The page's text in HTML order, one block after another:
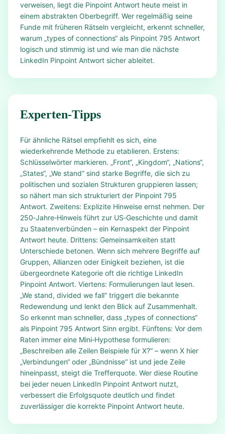
verweisen, liegt die Pinpoint Antwort heute meist in
einem abstrakten Oberbegriff. Wer regelmäßig seine
Funde mit früheren Rätseln vergleicht, erkennt schneller,
warum „types of connections“ als Pinpoint 795 Antwort
logisch und stimmig ist und wie man die nächste
LinkedIn Pinpoint Antwort sicher ableitet.
Experten-Tipps
Für ähnliche Rätsel empfiehlt es sich, eine
wiederkehrende Methode zu etablieren. Erstens:
Schlüsselwörter markieren. „Front“, „Kingdom“, „Nations“,
„States“, „We stand“ sind starke Begriffe, die sich zu
politischen und sozialen Strukturen gruppieren lassen;
so nähert man sich strukturiert der Pinpoint 795
Antwort. Zweitens: Explizite Hinweise ernst nehmen. Der
250‑Jahre‑Hinweis führt zur US‑Geschichte und damit
zu Staatenverbünden – ein Kernaspekt der Pinpoint
Antwort heute. Drittens: Gemeinsamkeiten statt
Unterschiede betonen. Wenn sich mehrere Begriffe auf
Gruppen, Allianzen oder Einigkeit beziehen, ist die
übergeordnete Kategorie oft die richtige LinkedIn
Pinpoint Antwort. Viertens: Formulierungen laut lesen.
„We stand, divided we fall“ triggert die bekannte
Redewendung und lenkt den Blick auf Zusammenhalt.
So erkennt man schneller, dass „types of connections“
als Pinpoint 795 Antwort Sinn ergibt. Fünftens: Vor dem
Raten immer eine Mini‑Hypothese formulieren:
„Beschreiben alle Zeilen Beispiele für X?“ – wenn X hier
„Verbindungen“ oder „Bündnisse“ ist und jede Zeile
hineinpasst, steigt die Trefferquote. Wer diese Routine
bei jeder neuen LinkedIn Pinpoint Antwort nutzt,
verbessert die Erfolgsquote deutlich und findet
zuverlässiger die korrekte Pinpoint Antwort heute.